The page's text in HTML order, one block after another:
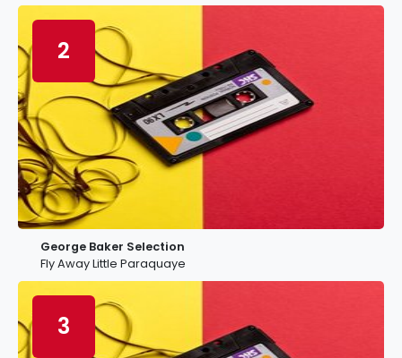
2
George Baker Selection
Fly Away Little Paraquaye
3